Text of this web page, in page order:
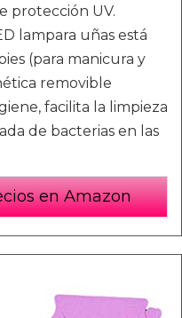
protección UV.
lampara uñas está
(para manicura y
removible
facilita la limpieza
de bacterias en las
en Amazon